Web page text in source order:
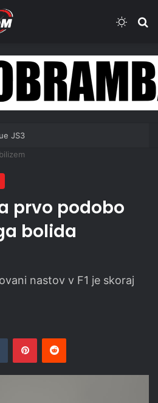
JS3
prvo podobo
bolida
nastov v F1 je skoraj
Tumblr PinterestReddit